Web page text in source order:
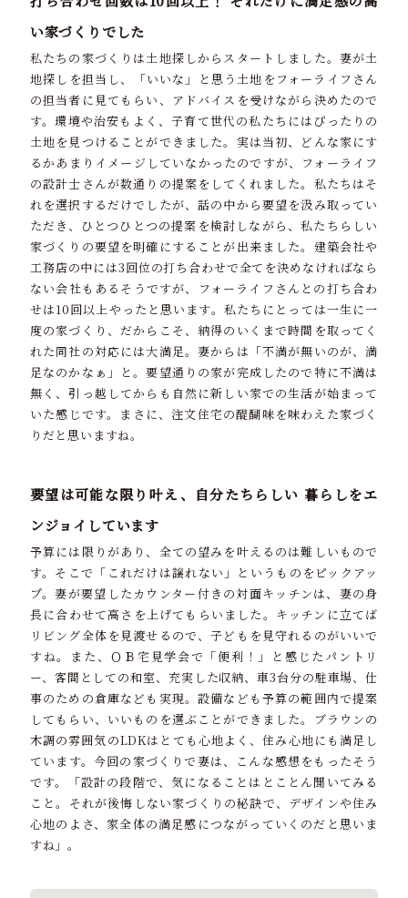
い家づくりでした
私たちの家づくりは土地探しからスタートしました。妻が土
地探しを担当し、「いいな」と思う土地をフォーライフさん
の担当者に見てもらい、アドバイスを受けながら決めたので
す。環境や治安もよく、子育て世代の私たちにはぴったりの
土地を見つけることができました。実は当初、どんな家にす
るかあまりイメージしていなかったのですが、フォーライフ
の設計士さんが数通りの提案をしてくれました。私たちはそ
れを選択するだけでしたが、話の中から要望を汲み取ってい
ただき、ひとつひとつの提案を検討しながら、私たちらしい
家づくりの要望を明確にすることが出来ました。建築会社や
工務店の中には3回位の打ち合わせで全てを決めなければなら
ない会社もあるそうですが、フォーライフさんとの打ち合わ
せは10回以上やったと思います。私たちにとっては一生に一
度の家づくり、だからこそ、納得のいくまで時間を取ってく
れた同社の対応には大満足。妻からは「不満が無いのが、満
足なのかなぁ」と。要望通りの家が完成したので特に不満は
無く、引っ越してからも自然に新しい家での生活が始まって
いた感じです。まさに、注文住宅の醍醐味を味わえた家づく
りだと思いますね。
要望は可能な限り叶え、自分たちらしい 暮らしをエ
ンジョイしています
予算には限りがあり、全ての望みを叶えるのは難しいもので
す。そこで「これだけは譲れない」というものをピックアッ
プ。妻が要望したカウンター付きの対面キッチンは、妻の身
長に合わせて高さを上げてもらいました。キッチンに立てば
リビング全体を見渡せるので、子どもを見守れるのがいいで
すね。また、ＯＢ宅見学会で「便利！」と感じたパントリ
ー、客間としての和室、充実した収納、車3台分の駐車場、仕
事のための倉庫なども実現。設備なども予算の範囲内で提案
してもらい、いいものを選ぶことができました。ブラウンの
木調の雰囲気のLDKはとても心地よく、住み心地にも満足し
ています。今回の家づくりで妻は、こんな感想をもったそう
です。「設計の段階で、気になることはとことん聞いてみる
こと。それが後悔しない家づくりの秘訣で、デザインや住み
心地のよさ、家全体の満足感につながっていくのだと思いま
すね」。